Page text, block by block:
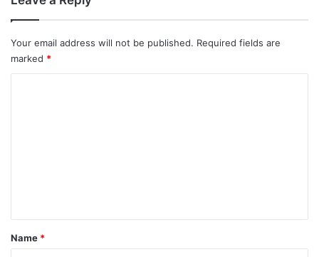
Your email address will not be published. Required fields are
marked *
*
Name *